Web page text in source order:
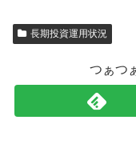
長期投資運用状況
つぁつ